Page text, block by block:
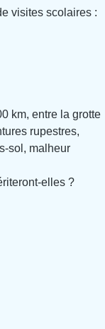
visites scolaires :
km, entre la grotte
rupestres,
sol, malheur
elles ?